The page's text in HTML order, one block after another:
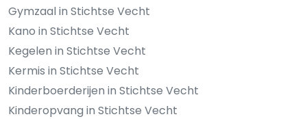
Gymzaal in Stichtse Vecht
Kano in Stichtse Vecht
Kegelen in Stichtse Vecht
Kermis in Stichtse Vecht
Kinderboerderijen in Stichtse Vecht
Kinderopvang in Stichtse Vecht